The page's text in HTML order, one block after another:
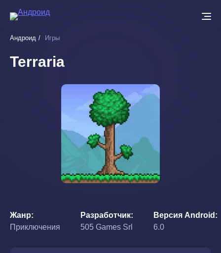
основному
Андроид Игры
Terraria
Жанр
Приключения
Разработчик
505 Games Srl
Версия Android
6.0